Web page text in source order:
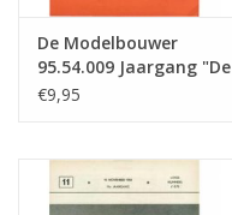
De Modelbouwer
95.54.009 Jaargang "De
Modelbouwer" Editie :
€9,95